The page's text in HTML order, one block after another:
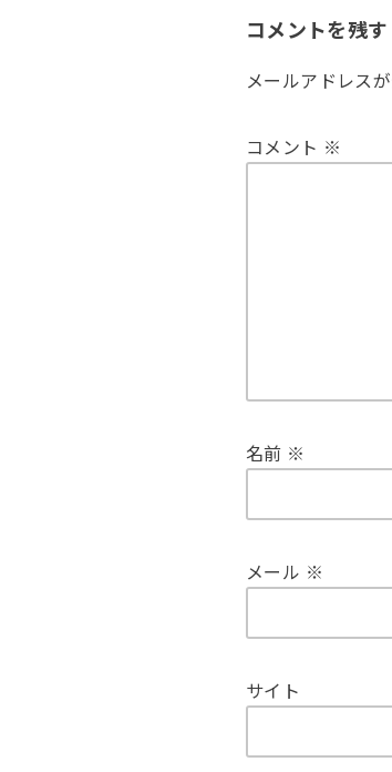
コメントを残す
メールアドレス
コメント ※
名前 ※
メール ※
サイト